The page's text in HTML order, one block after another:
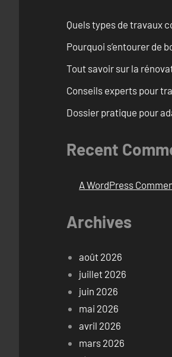
Quels types de travaux
Pourquoi s’entourer de
Tout savoir sur la
Conseils experts pour
Dossier pratique pour
Recent
A WordPress
Archives
août 2026
juillet 2026
juin 2026
mai 2026
avril 2026
mars 2026